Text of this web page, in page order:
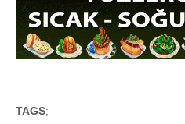
TAGS;